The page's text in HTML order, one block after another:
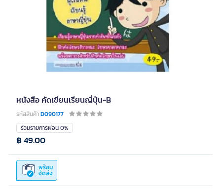
หนังสือ คัดเขียนเรียนญี่ปุ่น-B
รหัสสินค้าD090177
ร่วมรายการผ่อน 0%
พร้อม
จัดส่ง
฿ 49.00